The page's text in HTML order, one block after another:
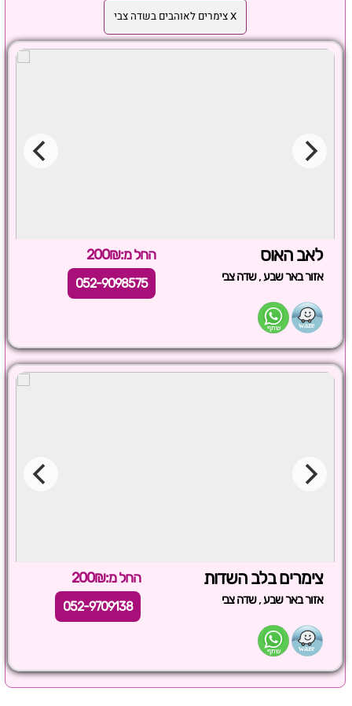
X צימרים לאוהבים בשדה צבי
לאב האוס החל מ:200₪
אזור באר שבע,שדה צבי 052-9098575
צימרים בלב השדות החל מ:200₪
אזור באר שבע,שדה צבי 052-9709138